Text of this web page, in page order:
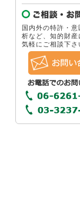
国内外の特許・
析など、知的財産
気軽にご相談下さ